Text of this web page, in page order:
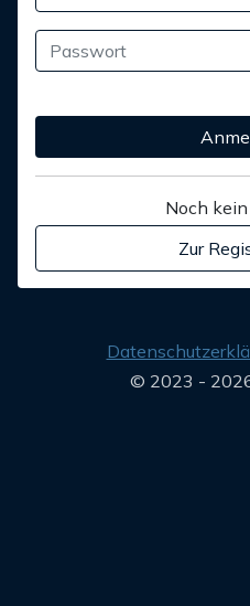
Noch
Zur
© 2023 -